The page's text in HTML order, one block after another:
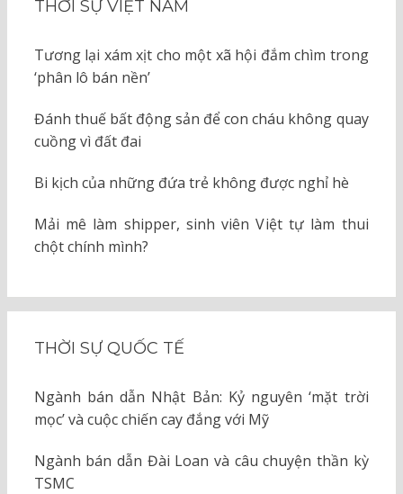
THỜI SỰ VIỆT NAM
Tương lại xám xịt cho một xã hội đắm chìm trong
‘phân lô bán nền’
Đánh thuế bất động sản để con cháu không quay
cuồng vì đất đai
Bi kịch của những đứa trẻ không được nghỉ hè
Mải mê làm shipper, sinh viên Việt tự làm thui
chột chính mình?
THỜI SỰ QUỐC TẾ
Ngành bán dẫn Nhật Bản: Kỷ nguyên ‘mặt trời
mọc’ và cuộc chiến cay đắng với Mỹ
Ngành bán dẫn Đài Loan và câu chuyện thần kỳ
TSMC